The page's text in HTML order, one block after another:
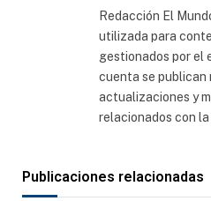
Redacción El
utilizada para
gestionados por el
cuenta se publican
actualizaciones y
relacionados con
Publicaciones relacionadas